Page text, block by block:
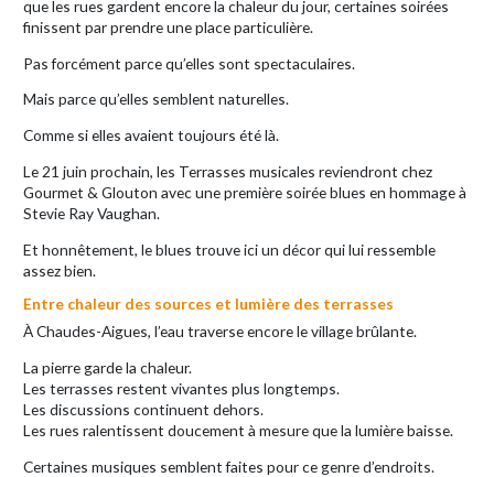
que les rues gardent encore la chaleur du jour, certaines soirées
finissent par prendre une place particulière.
Pas forcément parce qu’elles sont spectaculaires.
Mais parce qu’elles semblent naturelles.
Comme si elles avaient toujours été là.
Le 21 juin prochain, les Terrasses musicales reviendront chez
Gourmet & Glouton avec une première soirée blues en hommage à
Stevie Ray Vaughan.
Et honnêtement, le blues trouve ici un décor qui lui ressemble
assez bien.
Entre chaleur des sources et lumière des terrasses
À Chaudes-Aigues, l’eau traverse encore le village brûlante.
La pierre garde la chaleur.
Les terrasses restent vivantes plus longtemps.
Les discussions continuent dehors.
Les rues ralentissent doucement à mesure que la lumière baisse.
Certaines musiques semblent faites pour ce genre d’endroits.